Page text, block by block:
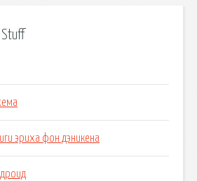
Stuff
эриха фон дэникена